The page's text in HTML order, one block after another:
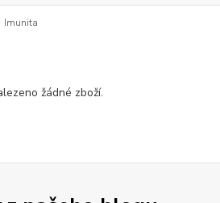
Imunita
žádné zboží.